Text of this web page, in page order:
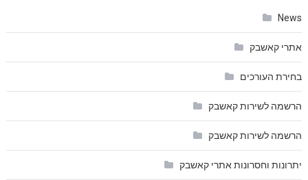
News
אתרי קאשבק
בחירת העורכים
הרשמה לשירות קאשבק
הרשמה לשירות קאשבק
יתרונות וחסרונות אתרי קאשבק